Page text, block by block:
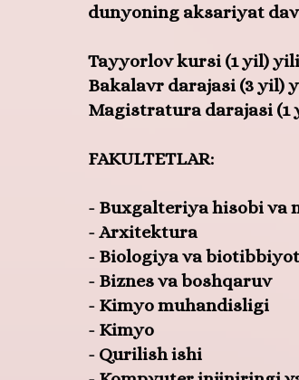
dunyoning aksariyat
Tayyorlov kursi (1 yil)
Bakalavr darajasi (3
Magistratura darajasi
FAKULTETLAR:
- Buxgalteriya hisobi va
- Arxitektura
- Biologiya va
- Biznes va boshqaruv
- Kimyo muhandisligi
- Kimyo
- Qurilish ishi